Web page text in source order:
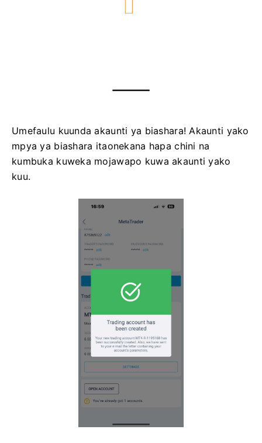
Umefaulu kuunda akaunti ya biashara!Akaunti yako
mpya ya biashara itaonekana hapa chini na
kumbuka kuweka mojawapo kuwa akaunti yako
kuu.